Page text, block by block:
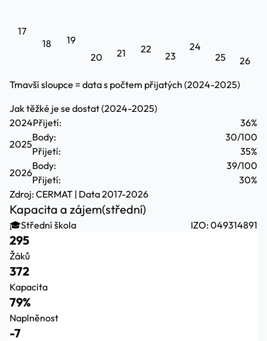
17
18 19
20 21 22
23
24
25
26
Tmavší sloupce = data s počtem přijatých (2024-2025)
Jak těžké je se dostat (2024-2025)
2024Přijetí:
36%
2025
Body:
30/100
Přijetí:
35%
2026
Body:
39/100
Přijetí:
30%
Zdroj:CERMAT | Data 2017-2026
Kapacita a zájem(střední)
🎓Střední škola IZO: 049314891
295
Žáků
372
Kapacita
79%
Naplněnost
-7